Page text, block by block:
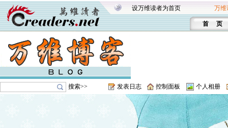
设万维读者为首页 万维
首 页
搜索>> 发表日志 控制面板 个人相册